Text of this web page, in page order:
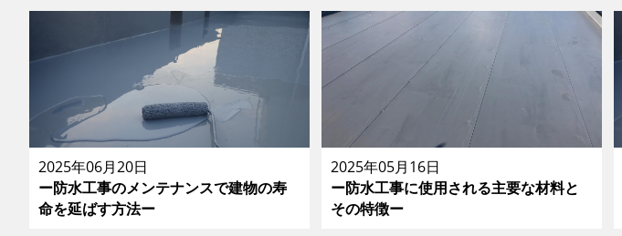
2025年06月20日
ー防水工事のメンテナンスで建物の寿
命を延ばす方法ー
2025年05月16日
ー防水工事に使用される主要な材料と
その特徴ー